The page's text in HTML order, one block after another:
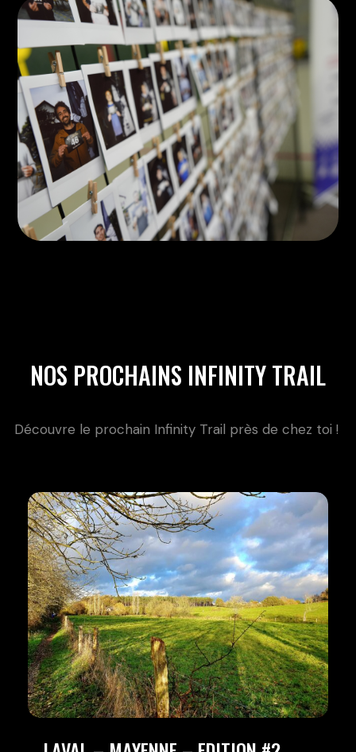
NOS PROCHAINS INFINITY TRAIL
Découvre le prochain Infinity Trail près de chez toi !